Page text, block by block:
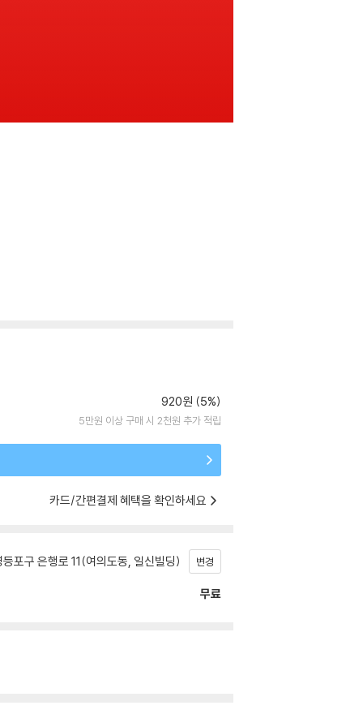
920원 (5%)
5만원 이상 구매 시 2천원 추가 적립
카드/간편결제 혜택을 확인하세요
포구 은행로 11(여의도동, 일신빌딩) 변경
무료